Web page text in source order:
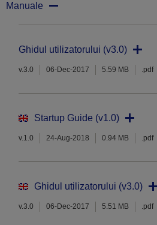
Manuale
Ghidul utilizatorului (v3.0)
v.3.0 06-Dec-2017 5.59 MB .pdf
Startup Guide (v1.0)
v.1.0 24-Aug-2018 0.94 MB .pdf
Ghidul utilizatorului (v3.0)
v.3.0 06-Dec-2017 5.51 MB .pdf